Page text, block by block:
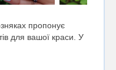
пропонує
для вашої краси. У